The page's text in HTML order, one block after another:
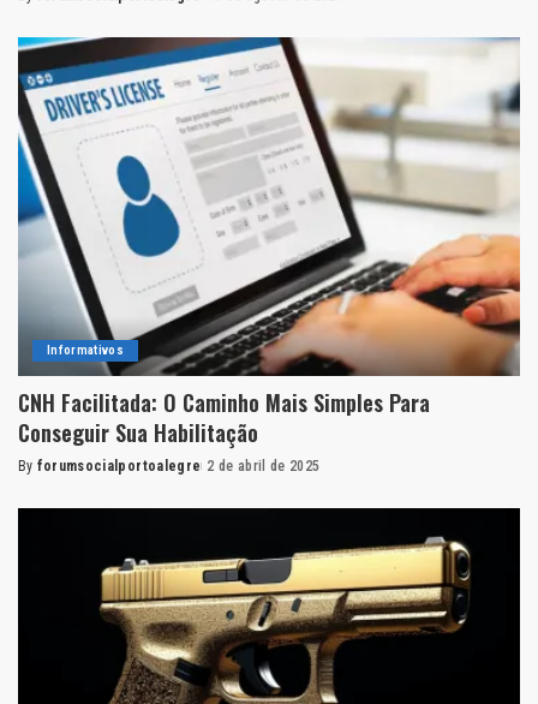
Informativos
CNH Facilitada: O Caminho Mais Simples Para
Conseguir Sua Habilitação
By forumsocialportoalegre 2 de abril de 2025